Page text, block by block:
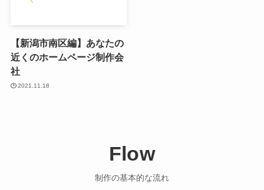
【新潟市南区編】あなたの
近くのホームページ制作会
社
2021.11.18
Flow
制作の基本的な流れ